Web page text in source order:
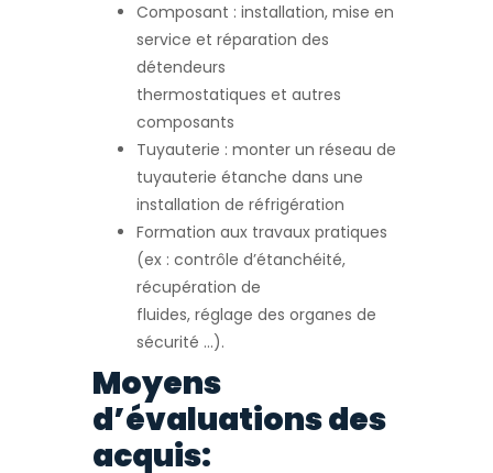
Composant : installation, mise en
service et réparation des
détendeurs
thermostatiques et autres
composants
Tuyauterie : monter un réseau de
tuyauterie étanche dans une
installation de réfrigération
Formation aux travaux pratiques
(ex : contrôle d’étanchéité,
récupération de
fluides, réglage des organes de
sécurité …).
Moyens
d’évaluations des
acquis: